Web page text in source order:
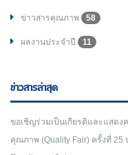
ข่าวสารคุณภาพ 58
ผลงานประจำปี 11
ข่าวสารล่าสุด
ขอเชิญร่วมเป็นเกียรติและแสด
คุณภาพ (Quality Fair) ครั้งที่ 25